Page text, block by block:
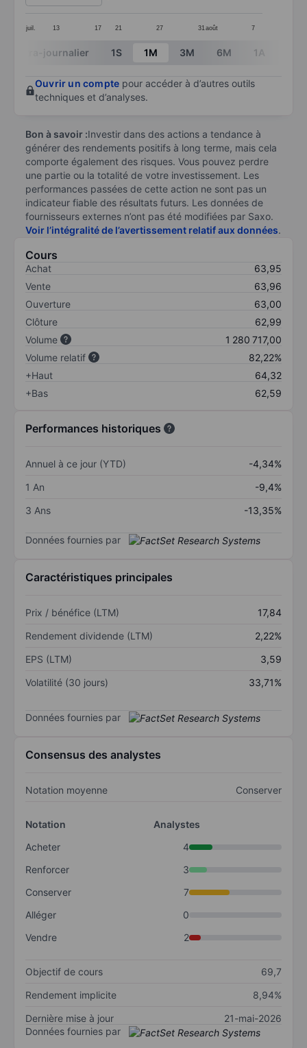
juil. 13 17 21 27 31 août 7
End of interactive chart.
Intra-journalier 1S 1M 3M 6M 1A
Ouvrir un compte pour accéder à d’autres outils
techniques et d’analyses.
Bon à savoir :Investir dans des actions a tendance à
générer des rendements positifs à long terme, mais cela
comporte également des risques. Vous pouvez perdre
une partie ou la totalité de votre investissement. Les
performances passées de cette action ne sont pas un
indicateur fiable des résultats futurs. Les données de
fournisseurs externes n’ont pas été modifiées par Saxo.
Voir l’intégralité de l’avertissement relatif aux données.
Cours
Achat
63,95
Vente
63,96
Ouverture
63,00
Clôture
62,99
Volume
1 280 717,00
Volume relatif
82,22%
+Haut
64,32
+Bas
62,59
Performances historiques
Annuel à ce jour (YTD)
-4,34%
1 An
-9,4%
3 Ans
-13,35%
Données fournies par
Caractéristiques principales
Prix / bénéfice (LTM)
17,84
Rendement dividende (LTM)
2,22%
EPS (LTM)
3,59
Volatilité (30 jours)
33,71%
Données fournies par
Consensus des analystes
Notation moyenne Conserver
Notation
Analystes
Acheter
4
Renforcer
3
Conserver
7
Alléger
0
Vendre
2
Objectif de cours
69,7
Rendement implicite
8,94%
Dernière mise à jour
21-mai-2026
Données fournies par